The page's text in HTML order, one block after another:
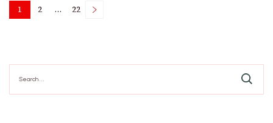
Posts
Page
1 Page
2 … Page
22
for: